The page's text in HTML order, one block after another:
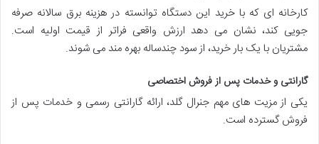
کارخانه ای که با خرید این دستگاه توانسته در هزینه برق سالانه صرفه
جویی کند، نشان می دهد ارزش واقعی فراتر از قیمت اولیه است.
مشتریان با یک بار خرید، از سود چندساله بهره مند می شوند.
گارانتی و خدمات پس از فروش اختصاصی
یکی از مزیت های مهم جنرال گلد، ارائه گارانتی رسمی و خدمات پس از
فروش گسترده است.